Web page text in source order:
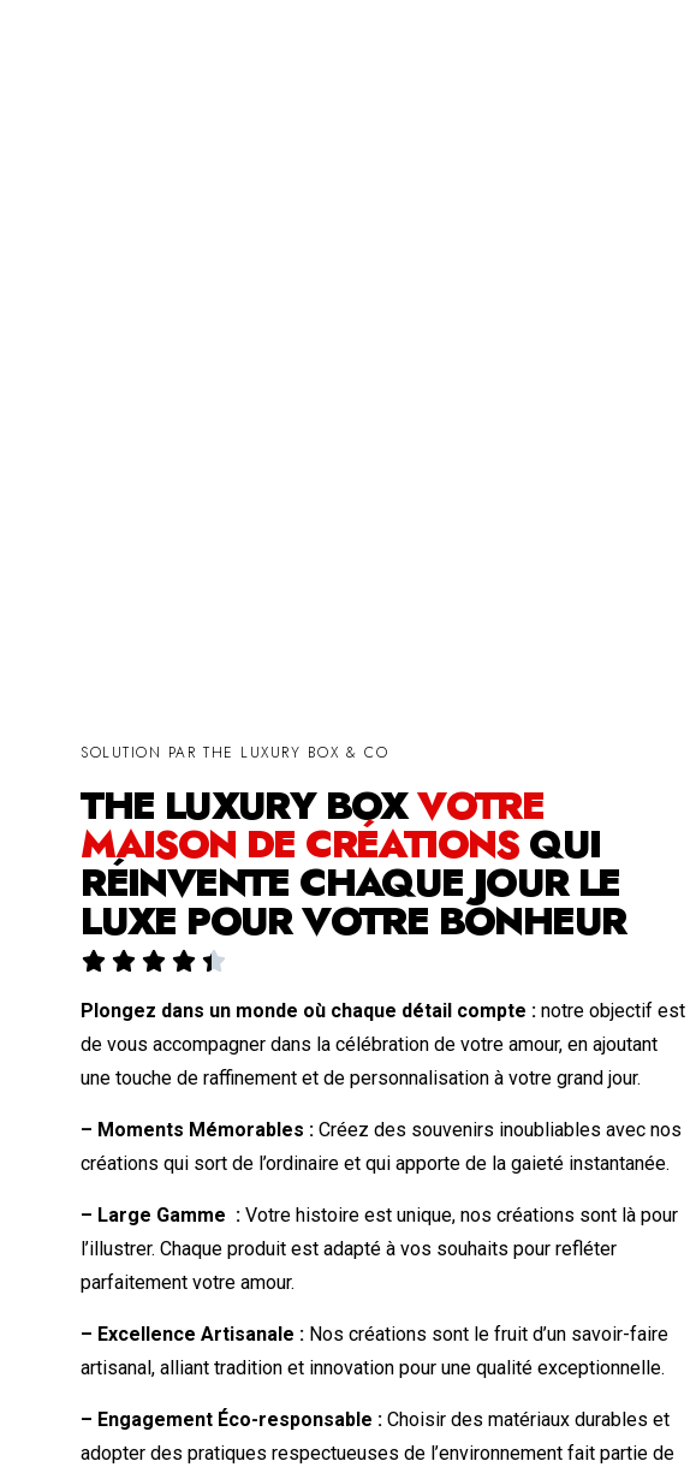
SOLUTION PAR THE LUXURY BOX & CO
THE LUXURY BOXVOTRE
MAISON DE CRÉATIONSQUI
RÉINVENTE CHAQUE JOUR LE
LUXE POUR VOTRE BONHEUR
    
Plongez dans un monde où chaque détail compte : notre objectif est
de vous accompagner dans la célébration de votre amour, en ajoutant
une touche de raffinement et de personnalisation à votre grand jour.
– Moments Mémorables : Créez des souvenirs inoubliables avec nos
créations qui sort de l’ordinaire et qui apporte de la gaieté instantanée.
– Large Gamme : Votre histoire est unique, nos créations sont là pour
l’illustrer. Chaque produit est adapté à vos souhaits pour refléter
parfaitement votre amour.
– Excellence Artisanale : Nos créations sont le fruit d’un savoir-faire
artisanal, alliant tradition et innovation pour une qualité exceptionnelle.
– Engagement Éco-responsable : Choisir des matériaux durables et
adopter des pratiques respectueuses de l’environnement fait partie de